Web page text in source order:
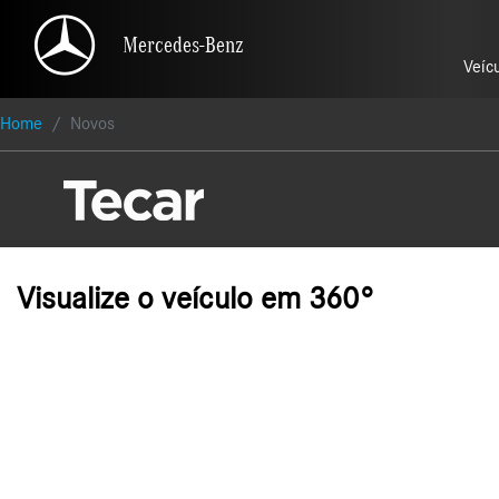
Mercedes-Benz
Home Novos
Visualize o veículo em 360°
Mercedes-Benz